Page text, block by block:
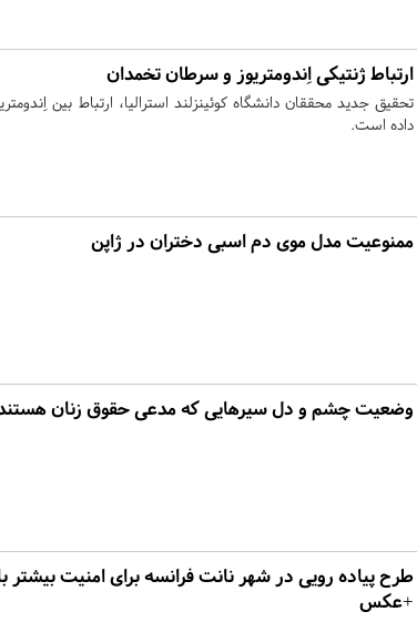
ارتباط ژنتیکی اِندومتریوز و سرطان تخمدان
تحقیق جدید محققان دانشگاه کوئینزلند استرالیا، ارتباط بین
داده است.
ممنوعیت مدل موی دم اسبی دختران در ژاپن
وضعیت چشم‌ و دل سیرهایی که مدعی حقوق زنان
طرح پیاده رویی در شهر نانت فرانسه برای امنیت بیشتر
+عکس